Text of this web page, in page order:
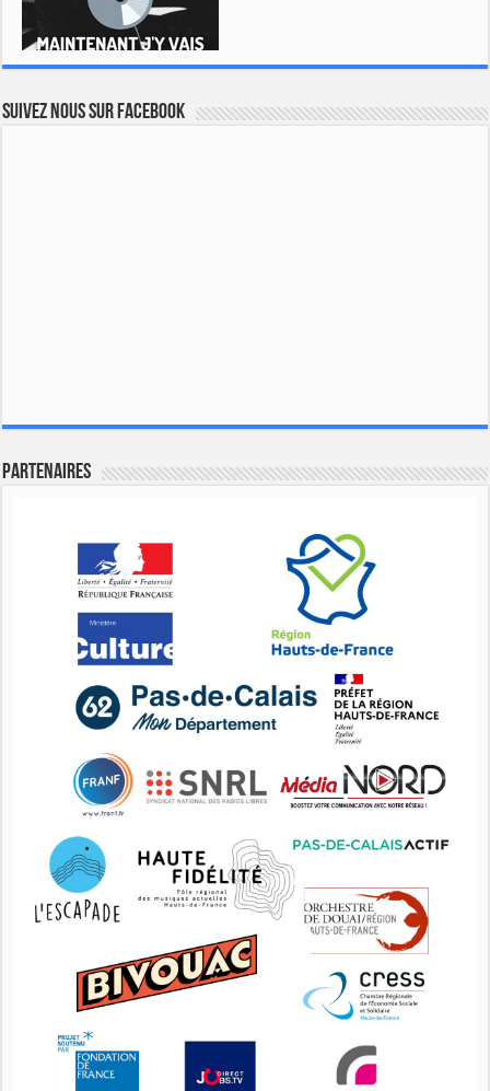
Suivez nous sur Facebook
Partenaires